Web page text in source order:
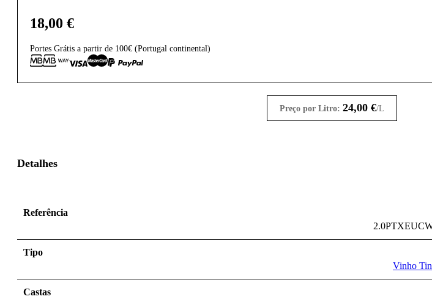
18,00 €
Portes Grátis a partir de 100€ (Portugal continental)
Preço por Litro: 24,00€/L
Detalhes
Referência
Tipo
Vinho
Castas